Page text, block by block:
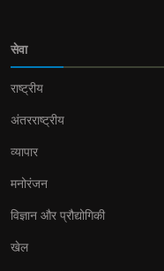
सेवा
राष्ट्रीय
अंतरराष्ट्रीय
व्यापार
मनोरंजन
विज्ञान और प्रौद्योगिकी
खेल